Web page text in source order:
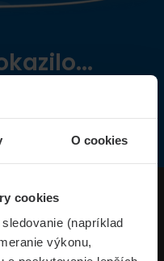
O cookies
cookies
(napríklad
výkonu,
stránku